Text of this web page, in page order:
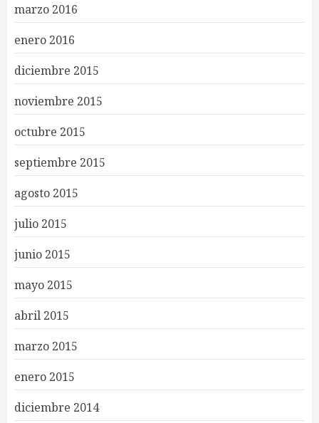
marzo 2016
enero 2016
diciembre 2015
noviembre 2015
octubre 2015
septiembre 2015
agosto 2015
julio 2015
junio 2015
mayo 2015
abril 2015
marzo 2015
enero 2015
diciembre 2014